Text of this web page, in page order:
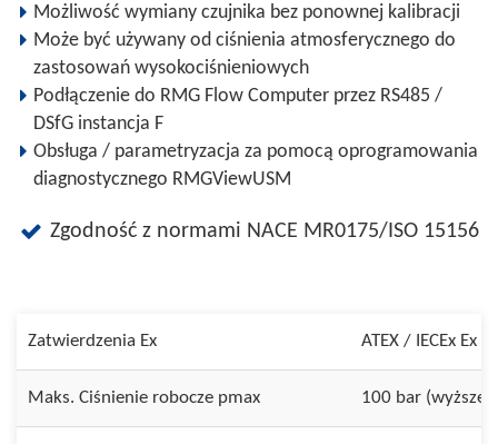
Możliwość wymiany czujnika bez ponownej kalibracji
Może być używany od ciśnienia atmosferycznego do
zastosowań wysokociśnieniowych
Podłączenie do RMG Flow Computer przez RS485 /
DSfG instancja F
Obsługa / parametryzacja za pomocą oprogramowania
diagnostycznego RMGViewUSM
Zgodność z normami NACE MR0175/ISO 15156
Zatwierdzenia Ex ATEX / IECEx Ex
Maks. Ciśnienie robocze pmax 100 bar (wyższe